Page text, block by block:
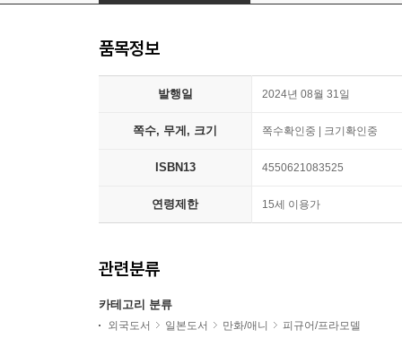
품목정보
발행일 2024년 08월 31일
쪽수, 무게, 크기 쪽수확인중 | 크기확인중
ISBN13 4550621083525
연령제한 15세 이용가
관련분류
카테고리 분류
외국도서 일본도서 만화/애니 피규어/프라모델